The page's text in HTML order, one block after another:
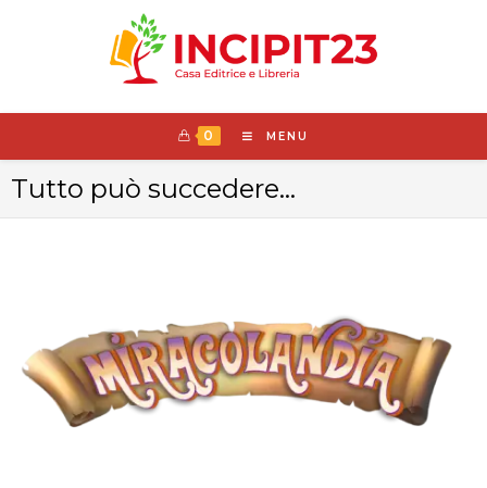
0 MENU
Tutto può succedere…